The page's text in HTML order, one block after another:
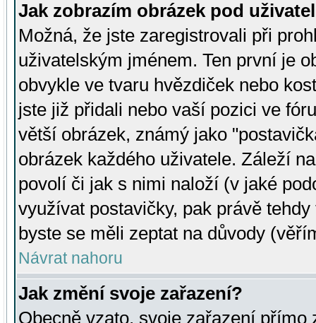
Jak zobrazím obrázek pod
Možná, že jste zaregistrovali při
uživatelským jménem. Ten první je
obvykle ve tvaru hvězdiček nebo
jste již přidali nebo vaší pozici ve
větší obrázek, známý jako
obrázek každého uživatele. Záleží
povolí či jak s nimi naloží (v jaké
využívat postavičky, pak právě
byste se měli zeptat na důvody
Návrat nahoru
Jak změní svoje zařazení?
Obecně vzato, svoje zařazení přímo